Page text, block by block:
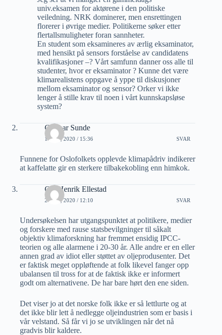
univ.eksamen for aktørene i den politiske
veiledning. NRK dominerer, men ensrettingen
florerer i øvrige medier. Politikerne søker etter
flertallsmuligheter foran sannheter.
En student som eksamineres av ærlig eksaminator,
med hensikt på sensors forståelse av candidatens
kvalifikasjoner –? Vårt samfunn danner oss alle til
studenter, hvor er eksaminator ? Kunne det være
klimarealistens oppgave å yppe til diskusjoner
mellom eksaminator og sensor? Orker vi ikke
lenger å stille krav til noen i vårt kunnskapsløse
system?
Gunnar Sunde
1 JULI, 2020 / 15:36 SVAR
Funnene for Oslofolkets opplevde klimapådriv indikerer
at kaffelatte gir en sterkere tilbakekobling enn himkok.
Ole Henrik Ellestad
2 JULI, 2020 / 12:10 SVAR
Undersøkelsen har utgangspunktet at politikere, medier
og forskere med rause statsbevilgninger til såkalt
objektiv klimaforskning har fremmet ensidig IPCC-
teorien og alle alarmene i 20-30 år. Alle andre er en eller
annen grad av idiot eller støttet av oljeprodusenter. Det
er faktisk meget oppløftende at folk likevel fanger opp
ubalansen til tross for at de faktisk ikke er informert
godt om alternativene. De har bare hørt den ene siden.
Det viser jo at det norske folk ikke er så lettlurte og at
det ikke blir lett å nedlegge oljeindustrien som er basis i
vår velstand. Så får vi jo se utviklingen når det nå
gradvis blir kaldere.